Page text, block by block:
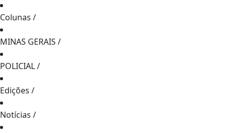
Colunas /
MINAS GERAIS /
POLICIAL/
Edições /
Notícias /